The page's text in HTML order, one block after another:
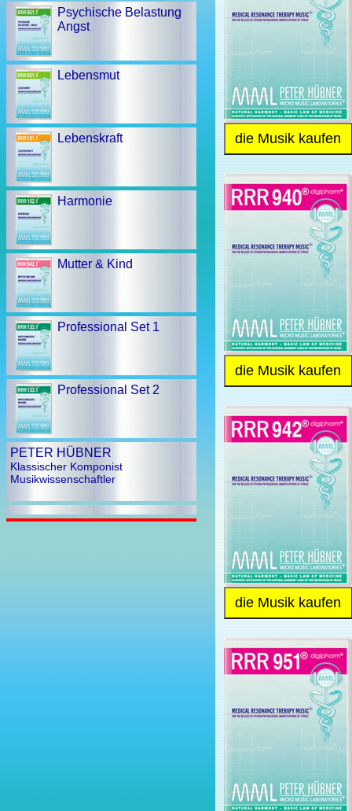
Psychische Belastung
Angst
Lebensmut
Lebenskraft
Harmonie
Mutter & Kind
Professional Set 1
Professional Set 2
PETER HÜBNER
Klassischer Komponist
Musikwissenschaftler
die Musik kaufen
die Musik kaufen
die Musik kaufen